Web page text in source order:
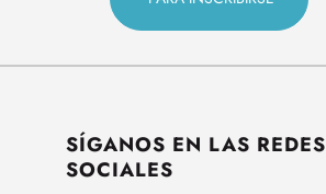
SÍGANOS EN LAS REDES
SOCIALES